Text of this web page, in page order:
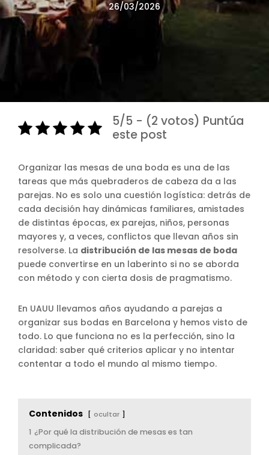
26/03/2026
5/5 - (2 votos) Puntúa
este post
Organizar las mesas de una boda es una de las
tareas que más quebraderos de cabeza da a las
parejas. No es solo una cuestión logística: detrás de
cada decisión hay dinámicas familiares, amistades
de distintas épocas, ex parejas, niños, personas
mayores y, a veces, conflictos que llevan años sin
resolverse. La distribución de las mesas de boda
puede convertirse en un laberinto si no se aborda
con método y con cierta dosis de pragmatismo.
En UAUU llevamos años ayudando a parejas a
organizar sus bodas en Barcelona y hemos visto de
todo. Lo que funciona no es la perfección, sino la
claridad: saber qué criterios aplicar y no intentar
contentar a todo el mundo al mismo tiempo.
Contenidos ocultar
1 ¿Por qué la distribución de mesas es tan
complicada?